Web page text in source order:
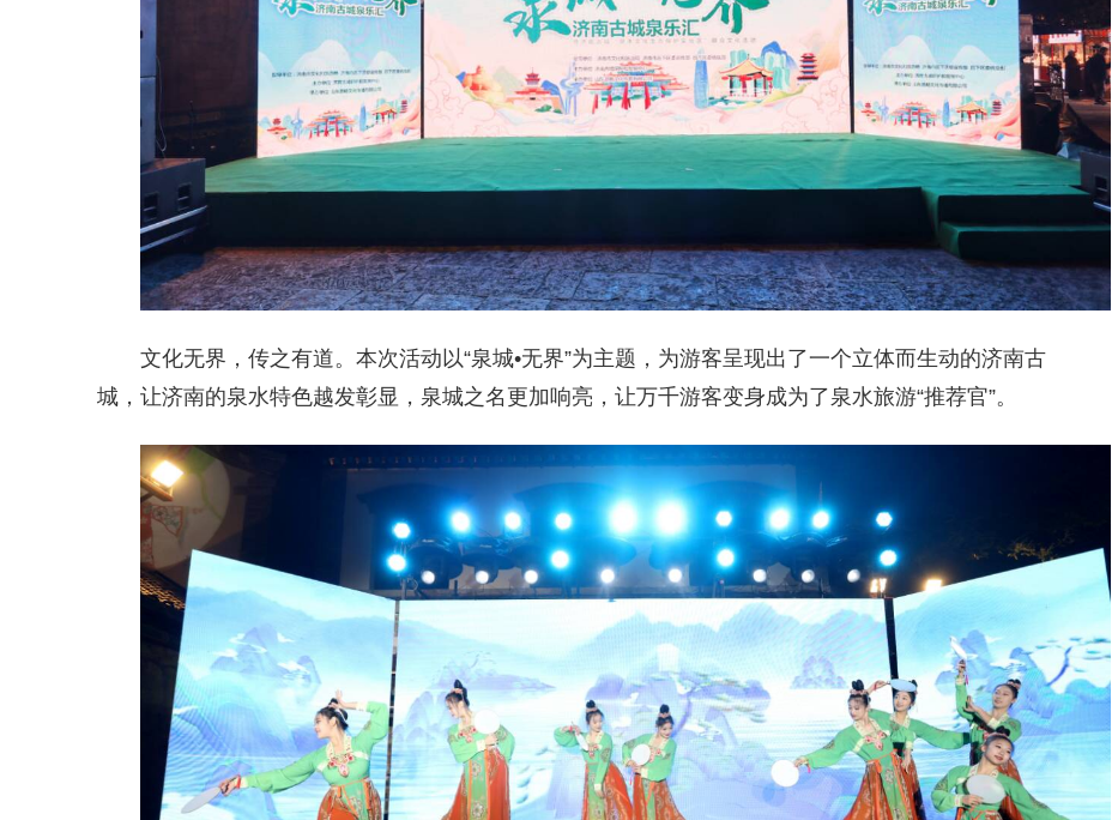
文化无界，传之有道。本次活动以“泉城•无界”为主题， 为游客呈现出了一个立体而生动的济南古
城，让济南的泉水特色越发彰显，泉城之名更加响亮 ， 让万千游客变身成为了泉水旅游“推荐官”。